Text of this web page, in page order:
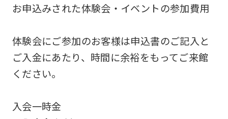
お申込みされた体験会・イベントの参加費用
体験会にご参加のお客様は申込書のご記入と
ご入金にあたり、時間に余裕をもってご来館
ください。
入会一時金
translated
so
it